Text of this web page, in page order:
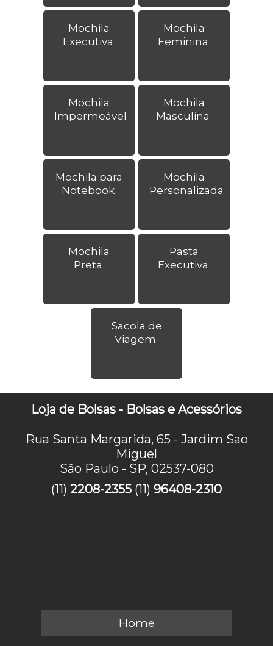
Mochila
Executiva
Mochila
Feminina
Mochila
Impermeável
Mochila
Masculina
Mochila para
Notebook
Mochila
Personalizada
Mochila
Preta
Pasta
Executiva
Sacola de
Viagem
Loja de Bolsas - Bolsas e Acessórios
Rua Santa Margarida, 65 - Jardim Sao
Miguel
São Paulo - SP, 02537-080
(11) 2208-2355 (11) 96408-2310
Home